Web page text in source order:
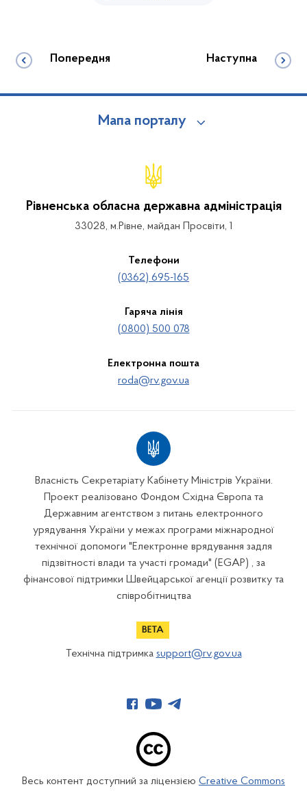
Попередня Наступна
Мапа порталу
Рівненська обласна державна адміністрація
33028, м.Рівне, майдан Просвіти, 1
Телефони
(0362) 695-165
Гаряча лінія
(0800) 500 078
Електронна пошта
roda@rv.gov.ua
Власність Секретаріату Кабінету Міністрів України.
Проект реалізовано Фондом Східна Європа та
Державним агентством з питань електронного
урядування України у межах програми міжнародної
технічної допомоги "Електронне врядування задля
підзвітності влади та участі громади" (EGAP) , за
фінансової підтримки Швейцарської агенції розвитку та
співробітництва
Технічна підтримка support@rv.gov.ua
Весь контент доступний за ліцензією Creative Commons